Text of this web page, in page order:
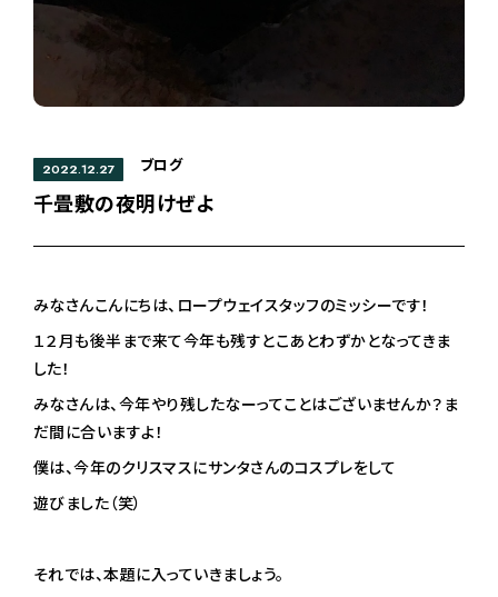
2022.12.27 ブログ
千畳敷の夜明けぜよ
みなさんこんにちは、ロープウェイスタッフのミッシーです！
１２月も後半まで来て今年も残すとこあとわずかとなってきま
した！
みなさんは、今年やり残したなーってことはございませんか？ま
だ間に合いますよ！
僕は、今年のクリスマスにサンタさんのコスプレをして
遊びました（笑）
それでは、本題に入っていきましょう。